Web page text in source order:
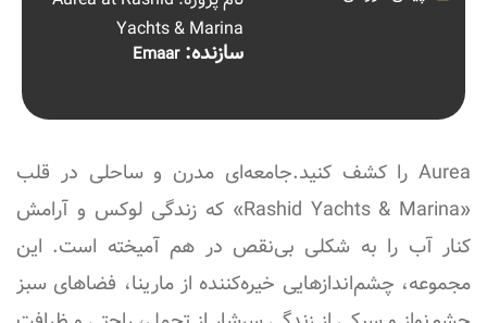
Yachts & Marina
سازنده:Emaar
Aurea را کشف کنید.جامعه‌ای مدرن و ساحلی در قلب
«Rashid Yachts & Marina» که زندگی لوکس و آرامش
کنار آب را به شکلی بی‌نقص در هم آمیخته است. این
مجموعه، چشم‌اندازهایی خیره‌کننده از مارینا، فضاهای سبز